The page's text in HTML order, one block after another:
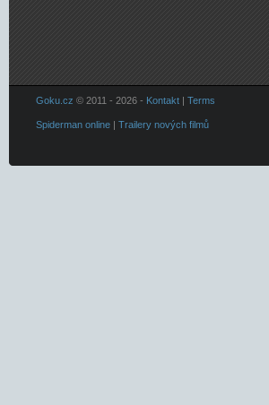
Goku.cz © 2011 - 2026 - Kontakt Terms
Spiderman online Trailery nových filmů